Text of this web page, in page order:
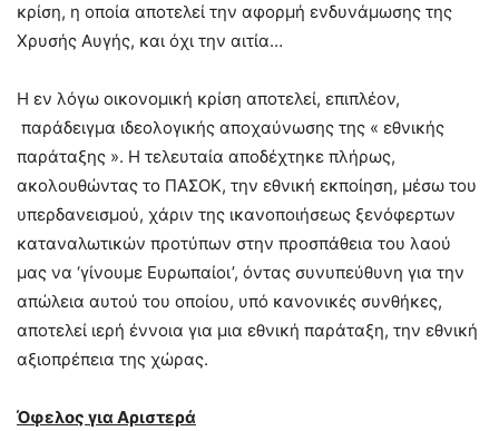
κρίση, η οποία αποτελεί την αφορμή ενδυνάμωσης της
Χρυσής Αυγής, και όχι την αιτία…
Η εν λόγω οικονομική κρίση αποτελεί, επιπλέον,
παράδειγμα ιδεολογικής αποχαύνωσης της « εθνικής
παράταξης ». Η τελευταία αποδέχτηκε πλήρως,
ακολουθώντας το ΠΑΣΟΚ, την εθνική εκποίηση, μέσω του
υπερδανεισμού, χάριν της ικανοποιήσεως ξενόφερτων
καταναλωτικών προτύπων στην προσπάθεια του λαού
μας να ‘γίνουμε Ευρωπαίοι’, όντας συνυπεύθυνη για την
απώλεια αυτού του οποίου, υπό κανονικές συνθήκες,
αποτελεί ιερή έννοια για μια εθνική παράταξη, την εθνική
αξιοπρέπεια της χώρας.
Όφελος για Αριστερά